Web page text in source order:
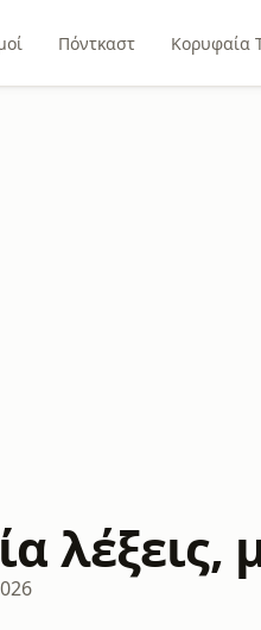
Πόντκαστ Κορυφαία